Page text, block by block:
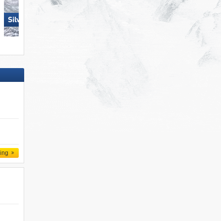
Silvretta Montafon
Nauders am Reschenpass –
Bergkastel